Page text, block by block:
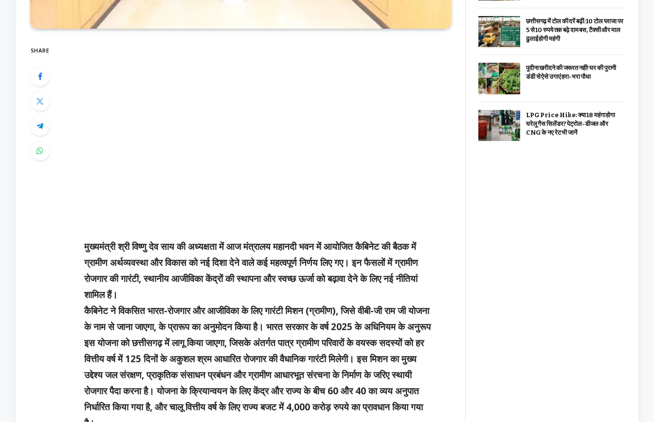
SHARE
मुख्यमंत्री श्री विष्णु देव साय की अध्यक्षता में आज मंत्रालय महानदी भवन में आयोजित कैबिनेट की बैठक में
ग्रामीण अर्थव्यवस्था और विकास को नई दिशा देने वाले कई महत्वपूर्ण निर्णय लिए गए। इन फैसलों में ग्रामीण
रोजगार की गारंटी, स्थानीय आजीविका केंद्रों की स्थापना और स्वच्छ ऊर्जा को बढ़ावा देने के लिए नई नीतियां
शामिल हैं।
कैबिनेट ने विकसित भारत-रोजगार और आजीविका के लिए गारंटी मिशन (ग्रामीण), जिसे वीबी-जी राम जी योजना
के नाम से जाना जाएगा, के प्रारूप का अनुमोदन किया है। भारत सरकार के वर्ष 2025 के अधिनियम के अनुरूप
इस योजना को छत्तीसगढ़ में लागू किया जाएगा, जिसके अंतर्गत पात्र ग्रामीण परिवारों के वयस्क सदस्यों को हर
वित्तीय वर्ष में 125 दिनों के अकुशल श्रम आधारित रोजगार की वैधानिक गारंटी मिलेगी। इस मिशन का मुख्य
उद्देश्य जल संरक्षण, प्राकृतिक संसाधन प्रबंधन और ग्रामीण आधारभूत संरचना के निर्माण के जरिए स्थायी
रोजगार पैदा करना है। योजना के क्रियान्वयन के लिए केंद्र और राज्य के बीच 60 और 40 का व्यय अनुपात
निर्धारित किया गया है, और चालू वित्तीय वर्ष के लिए राज्य बजट में 4,000 करोड़ रुपये का प्रावधान किया गया
छत्तीसगढ़ में टोल की दरें बढ़ीं: 10 टोल प्लाजा पर
5 से 10 रुपये तक बढ़े दाम बस, टैक्सी और माल
ढुलाई होगी महंगी
पुदीना खरीदने की जरूरत नहीं! घर की पुरानी
डंडी से ऐसे उगाएं हरा-भरा पौधा
LPG Price Hike: क्या ₹18 महंगा होगा
घरेलू गैस सिलेंडर? पेट्रोल-डीजल और
CNG के नए रेट भी जानें